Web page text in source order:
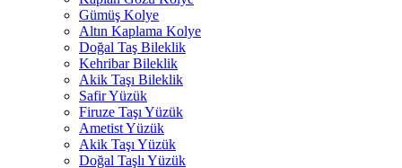
Gümüş Kolye
Altın Kaplama Kolye
Doğal Taş Bileklik
Kehribar Bileklik
Akik Taşı Bileklik
Safir Yüzük
Firuze Taşı Yüzük
Ametist Yüzük
Akik Taşı Yüzük
Doğal Taşlı Yüzük